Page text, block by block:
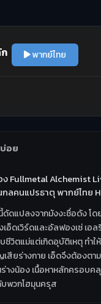
พากย์ไทย
อย
ง Fullmetal Alchemist
ลคนแปรธาตุ พากย์ไทย
ดัดแปลงจากมังงะชื่อดัง โด
อ็ดเวิร์ดและอัลฟองเซ่ เอล
ชีวิตแม่แต่เกิดอุบัติเหตุ ทำใ
สียร่างกาย เอ็ดจึงต้องตา
างน้อง เนื้อหาหลักครอบคลุ
พวกโฮมุนครุส